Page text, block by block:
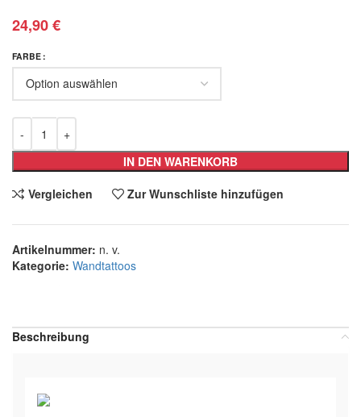
24,90€
FARBE
IN DEN WARENKORB
Vergleichen Zur Wunschliste hinzufügen
Artikelnummer: n. v.
Kategorie: Wandtattoos
Beschreibung